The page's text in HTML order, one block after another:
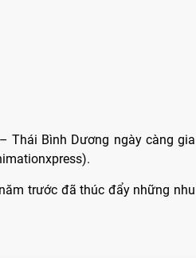
Thái Bình Dương ngày càng gia
trước đã thúc đẩy những nhu